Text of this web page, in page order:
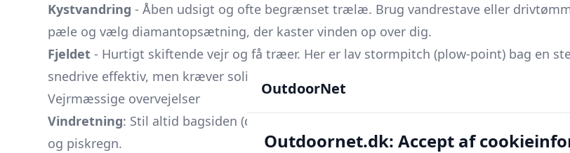
Kystvandring - Åben udsigt og ofte begrænset trælæ. Brug vandrestave eller
pæle og vælg diamantopsætning, der kaster vinden op over dig.
Fjeldet - Hurtigt skiftende vejr og få træer. Her er lav stormpitch (plow-point) bag en
snedrive effektiv, men kræver solide pløkker og ekstra barduner.
Vejrmæssige overvejelser
Vindretning: Stil altid bagsiden (den laveste kant) mod den dominerende vind for at
og piskregn.
OutdoorNet
Outdoornet.dk: Accept af